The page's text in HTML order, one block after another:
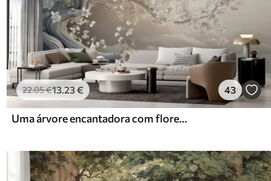
22.05€13.23€ 43
Uma árvore encantadora com flores brancas contra o fundo de nuvens num estilo interessante em delicadas cores quentes